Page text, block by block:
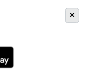
Region Lock – Geräte